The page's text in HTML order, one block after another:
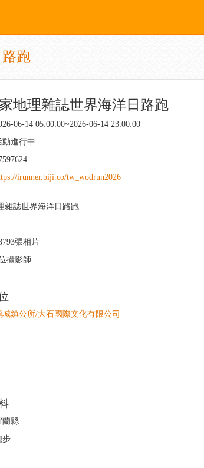
跑
地理雜誌世界海洋日路跑
06-14 05:00:00~2026-06-14 23:00:00
進行中
irunner.biji.co/tw_wodrun2026
雜誌世界海洋日路跑
張相片
攝影師
城鎮公所/大石國際文化有限公司
蘭縣
步